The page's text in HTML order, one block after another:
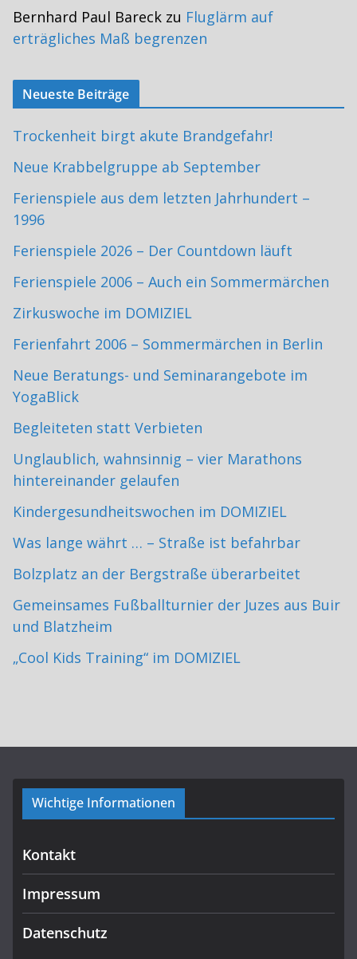
Bernhard Paul Bareck zu Fluglärm auf
erträgliches Maß begrenzen
Neueste Beiträge
Trockenheit birgt akute Brandgefahr!
Neue Krabbelgruppe ab September
Ferienspiele aus dem letzten Jahrhundert –
1996
Ferienspiele 2026 – Der Countdown läuft
Ferienspiele 2006 – Auch ein Sommermärchen
Zirkuswoche im DOMIZIEL
Ferienfahrt 2006 – Sommermärchen in Berlin
Neue Beratungs- und Seminarangebote im
YogaBlick
Begleiteten statt Verbieten
Unglaublich, wahnsinnig – vier Marathons
hintereinander gelaufen
Kindergesundheitswochen im DOMIZIEL
Was lange währt … – Straße ist befahrbar
Bolzplatz an der Bergstraße überarbeitet
Gemeinsames Fußballturnier der Juzes aus Buir
und Blatzheim
„Cool Kids Training“ im DOMIZIEL
Wichtige Informationen
Kontakt
Impressum
Datenschutz